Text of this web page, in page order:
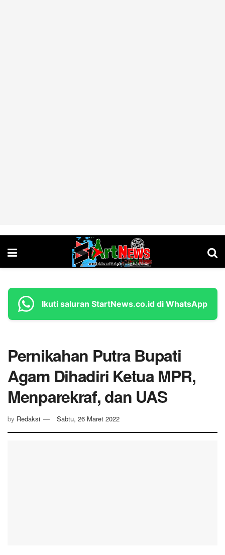
Ikuti saluran StartNews.co.id di WhatsApp
Pernikahan Putra Bupati
Agam Dihadiri Ketua MPR,
Menparekraf, dan UAS
by Redaksi Sabtu, 26 Maret 2022